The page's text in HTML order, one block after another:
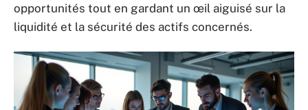
opportunités tout en gardant un œil aiguisé sur la
liquidité et la sécurité des actifs concernés.